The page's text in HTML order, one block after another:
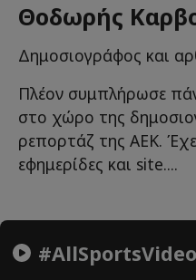
Θοδωρής
Δημοσιογράφος και
Πλέον συμπλήρωσε
στο χώρο της
ρεπορτάζ της ΑΕΚ.
εφημερίδες και site....
#AllSportsVideo